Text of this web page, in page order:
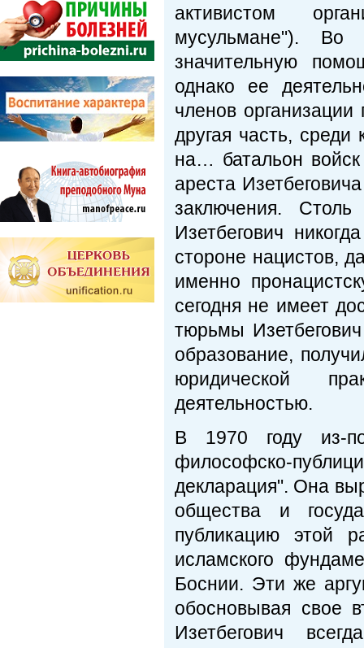
активистом
мусульмане"). Во
значительную
однако ее
членов организации
другая часть,
на… батальон
ареста
заключения.
Изетбегович
стороне нацистов,
именно
сегодня не имеет
тюрьмы
образование,
юридической
деятельностью.
В 1970 году из-
философско-
декларация". Она
общества и
публикацию этой
исламского
Боснии. Эти же
обосновывая свое
Изетбегович